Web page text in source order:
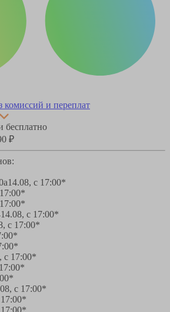
комиссий и переплат
бесплатно
₽
14.08, с 17:00*
14.08, с 17:00*
с 17:00*
с 17:00*
с 17:00*